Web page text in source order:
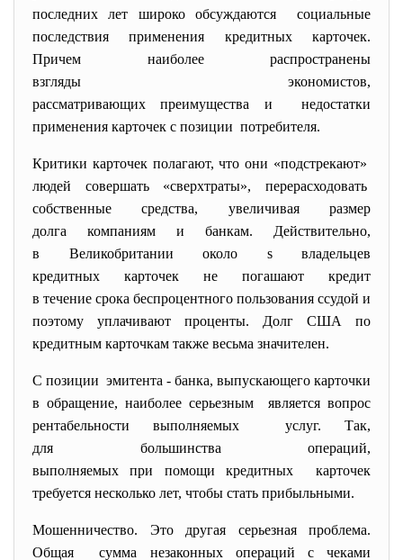
последних лет широко обсуждаются социальные
последствия применения кредитных карточек.
Причем наиболее распространены
взгляды экономистов,
рассматривающих преимущества и недостатки
применения карточек с позиции потребителя.
Критики карточек полагают, что они «подстрекают»
людей совершать «сверхтраты», перерасходовать
собственные средства, увеличивая размер
долга компаниям и банкам. Действительно,
в Великобритании около ѕ владельцев
кредитных карточек не погашают кредит
в течение срока беспроцентного пользования ссудой и
поэтому уплачивают проценты. Долг США по
кредитным карточкам также весьма значителен.
С позиции эмитента - банка, выпускающего карточки
в обращение, наиболее серьезным является вопрос
рентабельности выполняемых услуг. Так,
для большинства операций,
выполняемых при помощи кредитных карточек
требуется несколько лет, чтобы стать прибыльными.
Мошенничество. Это другая серьезная проблема.
Общая сумма незаконных операций с чеками